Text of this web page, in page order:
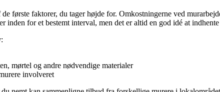
første faktorer, du tager højde for. Omkostningerne ved
inden for et bestemt interval, men det er altid en god idé at
mørtel og andre nødvendige materialer
involveret